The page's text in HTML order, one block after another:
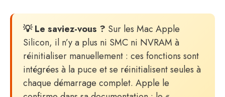
💡 Le saviez-vous ? Sur les Mac Apple
Silicon, il n’y a plus ni SMC ni NVRAM à
réinitialiser manuellement : ces fonctions sont
intégrées à la puce et se réinitialisent seules à
chaque démarrage complet. Apple le